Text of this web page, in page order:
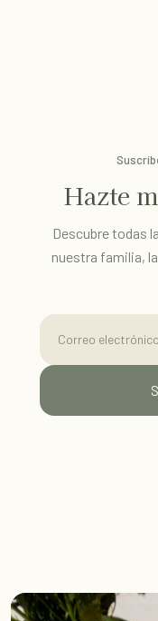
Hazte
Descubre todas
nuestra familia,
Correo electrónico